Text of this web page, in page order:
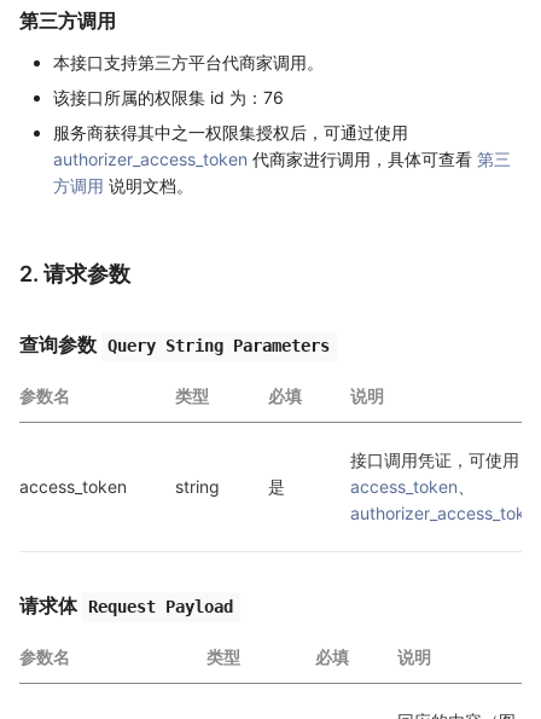
第三方调用
本接口支持第三方平台代商家调用。
该接口所属的权限集 id 为：76
服务商获得其中之一权限集授权后，可通过使用
authorizer_access_token 代商家进行调用，具体可查看 第三
方调用 说明文档。
2. 请求参数
查询参数 Query String Parameters
参数名 类型 必填 说明
access_token string 是
access_token
请求体 Request Payload
参数名 类型 必填 说明